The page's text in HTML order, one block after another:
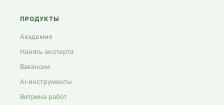
ПРОДУКТЫ
Академия
Нанять эксперта
Вакансии
AI‑инструменты
Витрина работ